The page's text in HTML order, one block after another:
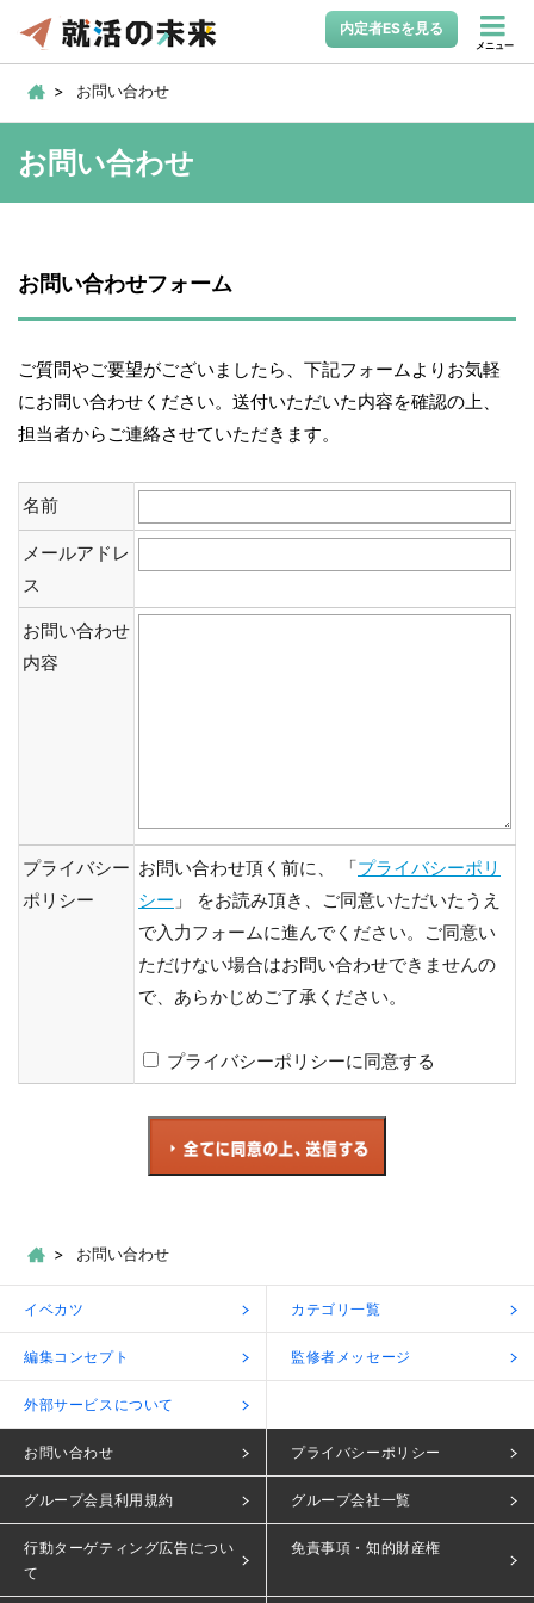
内定者ESを見る
メニュー
お問い合わせ
お問い合わせ
お問い合わせフォーム
ご質問やご要望がございましたら、下記フォームよりお気軽
にお問い合わせください。送付いただいた内容を確認の上、
担当者からご連絡させていただきます。
名前
メールアドレ
ス
お問い合わせ
内容
プライバシー
ポリシー
お問い合わせ頂く前に、 「プライバシーポリ
シー 」 をお読み頂き、ご同意いただいたうえ
で入力フォームに進んでください。ご同意い
ただけない場合はお問い合わせできませんの
で、あらかじめご了承ください。
プライバシーポリシーに同意する
お問い合わせ
イベカツ カテゴリ一覧
編集コンセプト 監修者メッセージ
外部サービスについて
お問い合わせ プライバシーポリシー
グループ会員利用規約 グループ会社一覧
行動ターゲティング広告につい
て
免責事項・知的財産権